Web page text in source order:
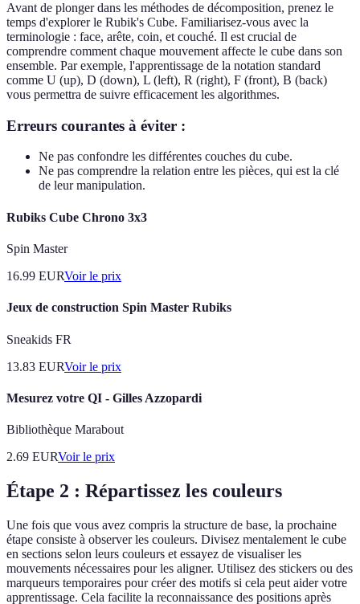
Avant de plonger dans les méthodes de décomposition, prenez le
temps d'explorer le Rubik's Cube. Familiarisez-vous avec la
terminologie : face, arête, coin, et couché. Il est crucial de
comprendre comment chaque mouvement affecte le cube dans son
ensemble. Par exemple, l'apprentissage de la notation standard
comme U (up), D (down), L (left), R (right), F (front), B (back)
vous permettra de suivre efficacement les algorithmes.
Erreurs courantes à éviter :
Ne pas confondre les différentes couches du cube.
Ne pas comprendre la relation entre les pièces, qui est la clé
de leur manipulation.
Rubiks Cube Chrono 3x3
Spin Master
16.99 EURVoir le prix
Jeux de construction Spin Master Rubiks
Sneakids FR
13.83 EURVoir le prix
Mesurez votre QI - Gilles Azzopardi
Bibliothèque Marabout
2.69 EURVoir le prix
Étape 2 : Répartissez les couleurs
Une fois que vous avez compris la structure de base, la prochaine
étape consiste à observer les couleurs. Divisez mentalement le cube
en sections selon leurs couleurs et essayez de visualiser les
mouvements nécessaires pour les aligner. Utilisez des stickers ou des
marqueurs temporaires pour créer des motifs si cela peut aider votre
apprentissage. Cela facilite la reconnaissance des positions après